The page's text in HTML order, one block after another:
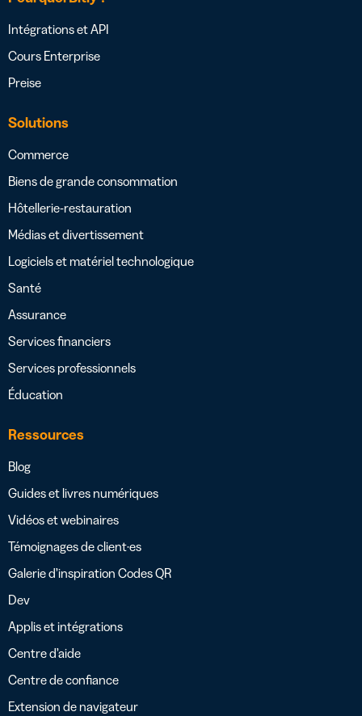
Intégrations et API
Cours Enterprise
Preise
Solutions
Commerce
Biens de grande consommation
Hôtellerie-restauration
Médias et divertissement
Logiciels et matériel technologique
Santé
Assurance
Services financiers
Services professionnels
Éducation
Ressources
Blog
Guides et livres numériques
Vidéos et webinaires
Témoignages de client·es
Galerie d’inspiration Codes QR
Dev
Applis et intégrations
Centre d’aide
Centre de confiance
Extension de navigateur